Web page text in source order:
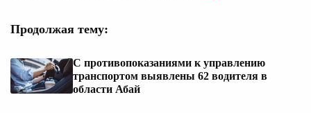
Продолжая тему:
С противопоказаниями к управлению
транспортом выявлены 62 водителя в
области Абай